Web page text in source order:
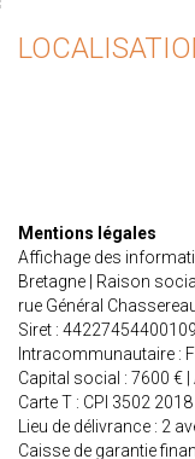
Mentions légales
Affichage des
Bretagne | Raison
rue Général
Siret :
Intracommunautaire :
Capital social : 7600 € |
Carte T : CPI 3502
Lieu de délivrance : 2
Caisse de garantie